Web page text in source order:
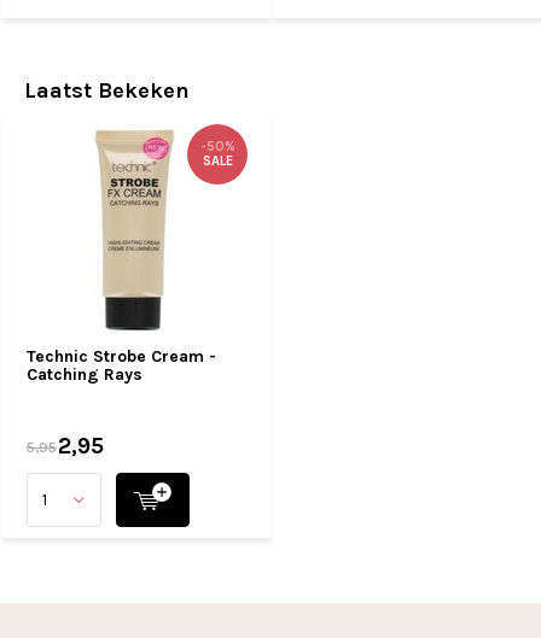
Laatst Bekeken
Technic Strobe Cream -
Catching Rays
-50%
SALE
5,952,95